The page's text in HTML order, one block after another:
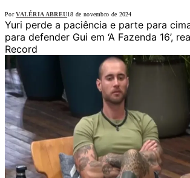
Por VALÉRIA ABREU18 de novembro de 2024
Yuri perde a paciência e parte para
para defender Gui em ‘A Fazenda 16’,
Record